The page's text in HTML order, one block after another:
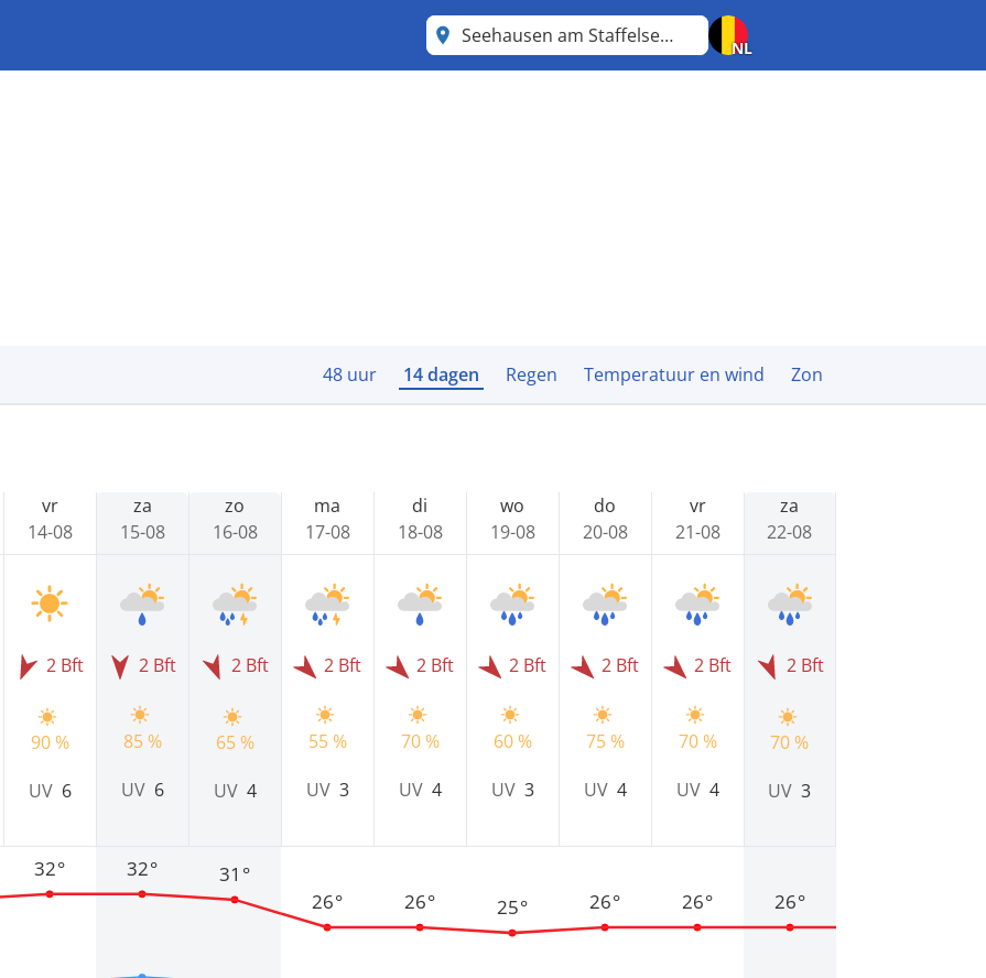
Seehausen am Staffelsee Beieren
NL
48 uur 14 dagen Regen Temperatuur en wind Zon
vr
14-08
2 Bft
90 %
UV 6
32°
za
15-08
2 Bft
85 %
UV 6
32°
zo
16-08
2 Bft
65 %
UV 4
31°
ma
17-08
2 Bft
55 %
UV 3
26°
di
18-08
2 Bft
70 %
UV 4
26°
wo
19-08
2 Bft
60 %
UV 3
25°
do
20-08
2 Bft
75 %
UV 4
26°
vr
21-08
2 Bft
70 %
UV 4
26°
za
22-08
2 Bft
70 %
UV3
26°